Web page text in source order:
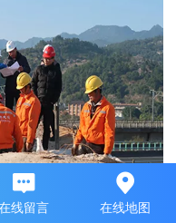
线留言 在线地图